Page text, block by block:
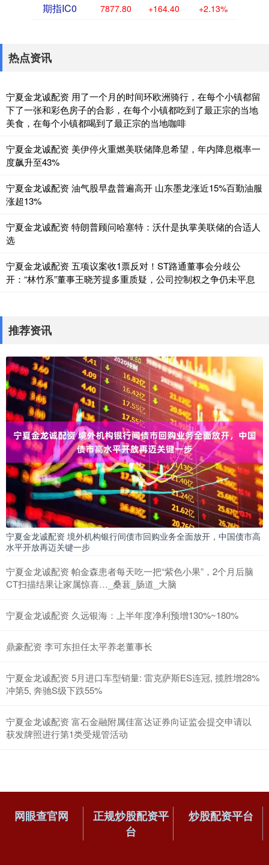
期指IC0 7877.80 +164.40 +2.13%
热点资讯
宁夏金龙诚配资 用了一个月的时间环欧洲骑行，在每个小镇都留
下了一张和彩色房子的合影，在每个小镇都吃到了最正宗的当地
美食，在每个小镇都喝到了最正宗的当地咖啡
宁夏金龙诚配资 美伊停火重燃美联储降息希望，年内降息概率一
度飙升至43%
宁夏金龙诚配资 油气股早盘普遍高开 山东墨龙涨近15%百勤油服
涨超13%
宁夏金龙诚配资 特朗普顾问哈塞特：沃什是执掌美联储的合适人
选
宁夏金龙诚配资 五项议案收1票反对！ST路通董事会分歧公
开：“林竹系”董事王晓芳提多重质疑，公司控制权之争仍未平息
推荐资讯
宁夏金龙诚配资 境外机构银行间债市回购业务全面放开，中国债市高
水平开放再迈关键一步
宁夏金龙诚配资 帕金森患者每天吃一把“紫色小果”，2个月后脑
CT扫描结果让家属惊喜…_桑葚_肠道_大脑
宁夏金龙诚配资 久远银海：上半年度净利预增130%~180%
鼎豪配资 李可东担任太平养老董事长
宁夏金龙诚配资 5月进口车型销量: 雷克萨斯ES连冠, 揽胜增28%
冲第5, 奔驰S级下跌55%
宁夏金龙诚配资 富石金融附属佳富达证券向证监会提交申请以
获发牌照进行第1类受规管活动
网眼查官网
正规炒股配资平
台
炒股配资平台